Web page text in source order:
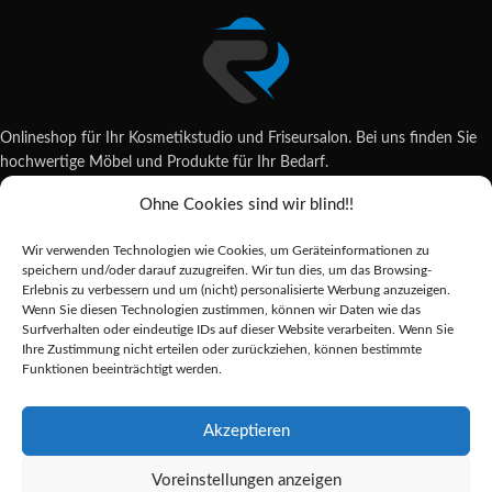
Ohne Cookies sind wir blind!!
Wir verwenden Technologien wie Cookies, um Geräteinformationen zu
speichern und/oder darauf zuzugreifen. Wir tun dies, um das Browsing-
Erlebnis zu verbessern und um (nicht) personalisierte Werbung anzuzeigen.
Wenn Sie diesen Technologien zustimmen, können wir Daten wie das
Surfverhalten oder eindeutige IDs auf dieser Website verarbeiten. Wenn Sie
Ihre Zustimmung nicht erteilen oder zurückziehen, können bestimmte
Funktionen beeinträchtigt werden.
Akzeptieren
Voreinstellungen anzeigen
Onlineshop für Ihr Kosmetikstudio und Friseursalon. Bei uns finden Sie
hochwertige Möbel und Produkte für Ihr Bedarf.
Wildsachsener Str. 6, 65207 Wiesbaden
shop@reda-shop.de
REDA SHOP - Hochwertige Studio Ausstattung
2025.
Alle Preise inkl. der gesetzlichen MwSt.
Die durchgestrichenen Preise entsprechen dem bisherigen Preis in diesem
Online-Shop.